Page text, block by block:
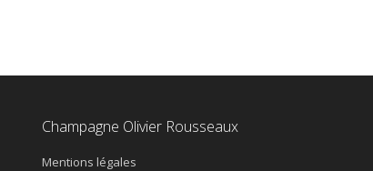
Champagne Olivier Rousseaux
Mentions légales